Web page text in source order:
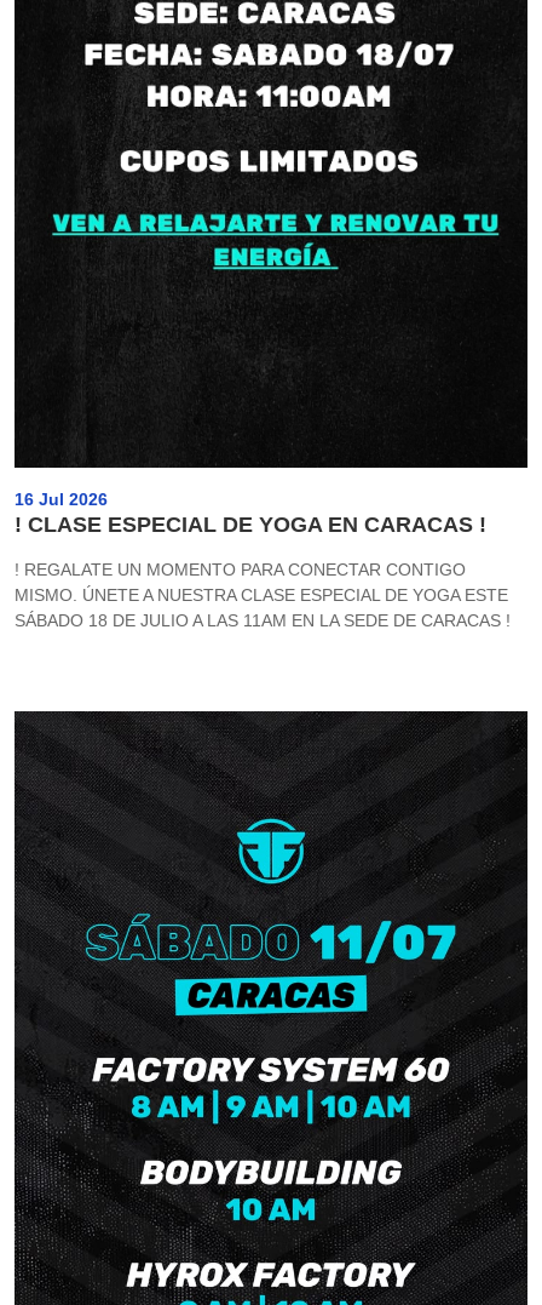
16 Jul 2026
! CLASE ESPECIAL DE YOGA EN CARACAS !
! REGALATE UN MOMENTO PARA CONECTAR CONTIGO
MISMO. ÚNETE A NUESTRA CLASE ESPECIAL DE YOGA ESTE
SÁBADO 18 DE JULIO A LAS 11AM EN LA SEDE DE CARACAS !